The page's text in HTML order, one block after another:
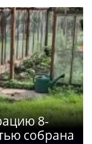
8-
собрана